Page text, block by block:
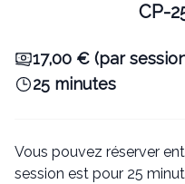
CP-
17,00 € (par
25 minutes
Vous pouvez réserver
session est pour 25